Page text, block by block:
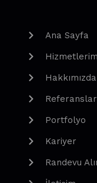
Ana Sayfa
Hakkımızda
Portfolyo
Kariyer
Randevu